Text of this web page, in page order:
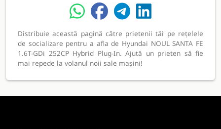
Distribuie această pagină către prietenii tăi pe rețelele
de socializare pentru a afla de Hyundai NOUL SANTA FE
1.6T-GDi 252CP Hybrid Plug-In. Ajută un prieten să fie
mai repede la volanul noii sale mașini!